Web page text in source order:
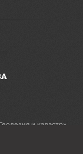
и кадастр»